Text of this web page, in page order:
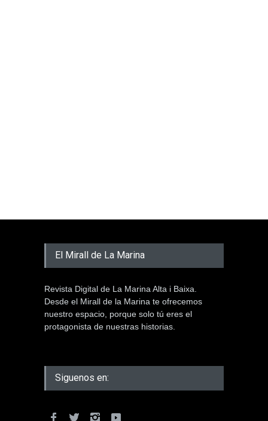
El Mirall de La Marina
Revista Digital de La Marina Alta i Baixa.
Desde el Mirall de la Marina te ofrecemos
nuestro espacio, porque solo tú eres el
protagonista de nuestras historias.
Siguenos en: